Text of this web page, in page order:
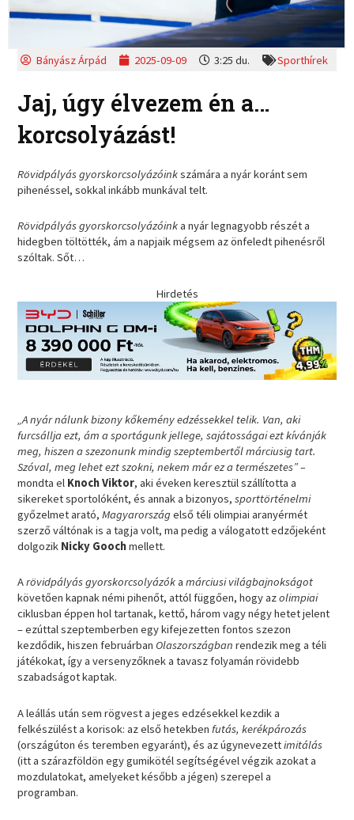
Bányász Árpád 2025-09-09 3:25 du. Sporthírek
Jaj, úgy élvezem én a…
korcsolyázást!
Rövidpályás gyorskorcsolyázóinkszámára a nyár koránt sem
pihenéssel, sokkal inkább munkával telt.
Rövidpályás gyorskorcsolyázóinka nyár legnagyobb részét a
hidegben töltötték, ám a napjaik mégsem az önfeledt pihenésről
szóltak. Sőt…
Hirdetés
„A nyár nálunk bizony kőkemény edzéssekkel telik. Van, aki
furcsállja ezt, ám a sportágunk jellege, sajátosságai ezt kívánják
meg, hiszen a szezonunk mindig szeptembertől márciusig tart.
Szóval, meg lehet ezt szokni, nekem már ez a természetes” –
mondta el Knoch Viktor, aki éveken keresztül szállította a
sikereket sportolóként, és annak a bizonyos,sporttörténelmi
győzelmet arató,Magyarországelső téli olimpiai aranyérmét
szerző váltónak is a tagja volt, ma pedig a válogatott edzőjeként
dolgozik Nicky Goochmellett.
Arövidpályás gyorskorcsolyázókamárciusi világbajnokságot
követően kapnak némi pihenőt, attól függően, hogy azolimpiai
ciklusban éppen hol tartanak, kettő, három vagy négy hetet jelent
– ezúttal szeptemberben egy kifejezetten fontos szezon
kezdődik, hiszen februárban Olaszországban rendezik meg a téli
játékokat, így a versenyzőknek a tavasz folyamán rövidebb
szabadságot kaptak.
A leállás után sem rögvest a jeges edzésekkel kezdik a
felkészülést a korisok: az első hetekbenfutás, kerékpározás
(országúton és teremben egyaránt), és az úgynevezettimitálás
(itt a szárazföldön egy gumikötél segítségével végzik azokat a
mozdulatokat, amelyeket később a jégen) szerepel a
programban.